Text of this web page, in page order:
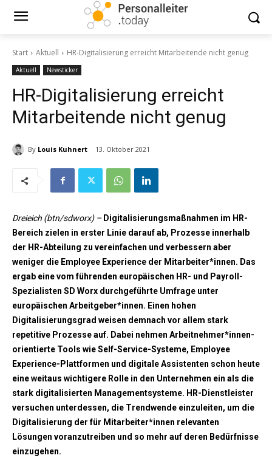
Start Aktuell HR-Digitalisierung erreicht Mitarbeitende nicht genug
Aktuell Newsticker
HR-Digitalisierung erreicht
Mitarbeitende nicht genug
By Louis Kuhnert 13. Oktober 2021
Dreieich (btn/sdworx) – Digitalisierungsmaßnahmen im HR-
Bereich zielen in erster Linie darauf ab, Prozesse innerhalb
der HR-Abteilung zu vereinfachen und verbessern aber
weniger die Employee Experience der Mitarbeiter*innen. Das
ergab eine vom führenden europäischen HR- und Payroll-
Spezialisten SD Worx durchgeführte Umfrage unter
europäischen Arbeitgeber*innen. Einen hohen
Digitalisierungsgrad weisen demnach vor allem stark
repetitive Prozesse auf. Dabei nehmen Arbeitnehmer*innen-
orientierte Tools wie Self-Service-Systeme, Employee
Experience-Plattformen und digitale Assistenten schon heute
eine weitaus wichtigere Rolle in den Unternehmen ein als die
stark digitalisierten Managementsysteme. HR-Dienstleister
versuchen unterdessen, die Trendwende einzuleiten, um die
Digitalisierung der für Mitarbeiter*innen relevanten
Lösungen voranzutreiben und so mehr auf deren Bedürfnisse
einzugehen.